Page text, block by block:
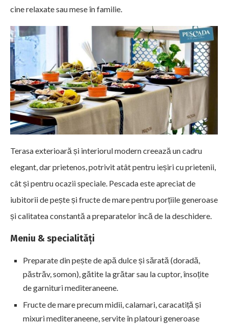
cine relaxate sau mese în familie.
Terasa exterioară și interiorul modern creează un cadru
elegant, dar prietenos, potrivit atât pentru ieșiri cu prietenii,
cât și pentru ocazii speciale. Pescada este apreciat de
iubitorii de pește și fructe de mare pentru porțiile generoase
și calitatea constantă a preparatelor încă de la deschidere.
Meniu & specialități
Preparate din pește de apă dulce și sărată (doradă,
păstrăv, somon), gătite la grătar sau la cuptor, însoțite
de garnituri mediteraneene.
Fructe de mare precum midii, calamari, caracatiță și
mixuri mediteraneene, servite în platouri generoase